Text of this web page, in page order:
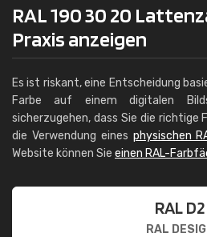
RAL 190 30 20
Praxis anzeigen
Es ist riskant, eine Entscheidung
Farbe auf einem digitalen
sicherzugehen, dass Sie die richtige
die Verwendung eines physischen
Website können Sie einen RAL-
RAL D2
RAL